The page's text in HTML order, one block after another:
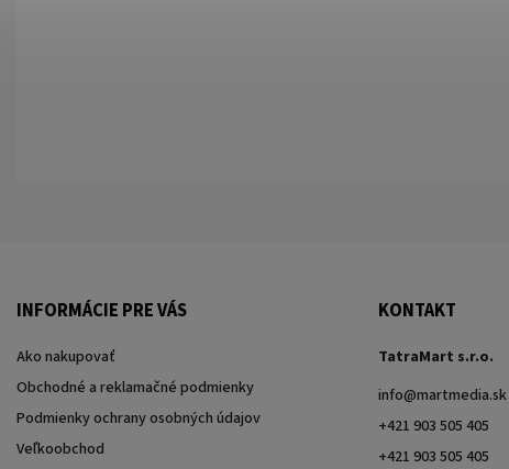
INFORMÁCIE PRE VÁS
Ako nakupovať
Obchodné a reklamačné podmienky
Podmienky ochrany osobných údajov
Veľkoobchod
KONTAKT
TatraMart s.r.o.
info@martmedia.sk
+421 903 505 405
+421 903 505 405